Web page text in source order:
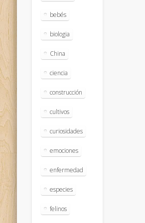
bebés
biologia
China
ciencia
construcción
cultivos
curiosidades
emociones
enfermedad
especies
felinos